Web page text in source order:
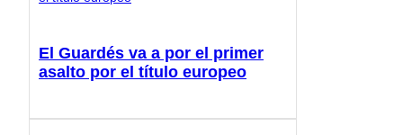
El Guardés va a por el primer
asalto por el título europeo